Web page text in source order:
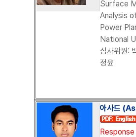
Surface
Analysis
Power
National
심사위원:
정윤
아사드